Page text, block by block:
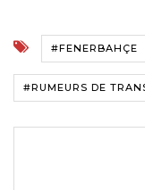
#FENERBAHÇE
#RUMEURS DE